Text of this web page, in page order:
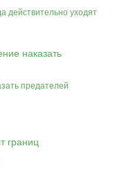
действительно уходят
предателей